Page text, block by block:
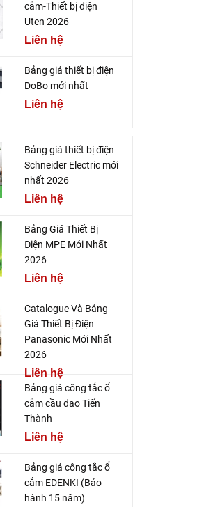
cắm-Thiết bị điện
Uten 2026
Liên hệ
Bảng giá thiết bị điện
DoBo mới nhất
Liên hệ
Bảng giá thiết bị điện
Schneider Electric mới
nhất 2026
Liên hệ
Bảng Giá Thiết Bị
Điện MPE Mới Nhất
2026
Liên hệ
Catalogue Và Bảng
Giá Thiết Bị Điện
Panasonic Mới Nhất
2026
Liên hệ
Bảng giá công tắc ổ
cắm cầu dao Tiến
Thành
Liên hệ
Bảng giá công tắc ổ
cắm EDENKI (Bảo
hành 15 năm)